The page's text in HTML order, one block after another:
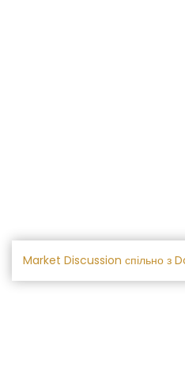
Market Discussion спільно з